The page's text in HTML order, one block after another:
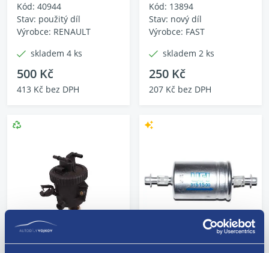
Kód: 40944
Stav: použitý díl
Výrobce: RENAULT
skladem 4 ks
500 Kč
413 Kč bez DPH
Kód: 13894
Stav: nový díl
Výrobce: FAST
skladem 2 ks
250 Kč
207 Kč bez DPH